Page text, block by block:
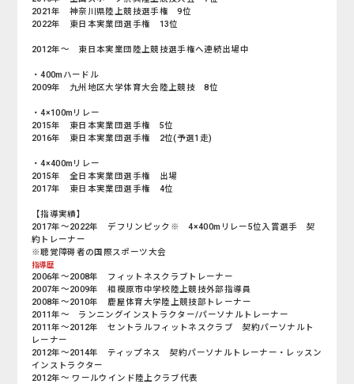
2021年 神奈川県陸上競技選手権 9位
2022年 東日本実業団選手権 13位
2012年～ 東日本実業団陸上競技選手権へ連続出場中
・400mハードル
2009年 九州地区大学体育大会陸上競技 8位
・4×100mリレー
2015年 東日本実業団選手権 5位
2016年 東日本実業団選手権 2位(予選1走)
・4×400mリレー
2015年 全日本実業団選手権 出場
2017年 東日本実業団選手権 4位
【指導実績】
2017年～2022年 デフリンピック※ 4×400mリレー5位入賞選手 契
約トレーナー
※聴覚障碍者の国際スポーツ大会
指導歴
2006年～2008年 フィットネスクラブトレーナー
2007年～2009年 相模原市中学校陸上競技外部指導員
2008年～2010年 鹿屋体育大学陸上競技部トレーナー
2011年～ ランニングインストラクター/パーソナルトレーナー
2011年～2012年 セントラルフィットネスクラブ 契約パーソナルト
レーナー
2012年～2014年 ティップネス 契約パーソナルトレーナー・レッスン
インストラクター
2012年〜 ワールウインド陸上クラブ代表